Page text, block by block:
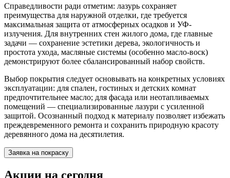
Справедливости ради отметим: лазурь сохраняет
преимущества для наружной отделки, где требуется
максимальная защита от атмосферных осадков и УФ-
излучения. Для внутренних стен жилого дома, где главные
задачи — сохранение эстетики дерева, экологичность и
простота ухода, масляные системы (особенно масло-воск)
демонстрируют более сбалансированный набор свойств.
Выбор покрытия следует основывать на конкретных условиях
эксплуатации: для спален, гостиных и детских комнат
предпочтительнее масло; для фасада или неотапливаемых
помещений — специализированные лазури с усиленной
защитой. Осознанный подход к материалу позволяет избежать
преждевременного ремонта и сохранить природную красоту
деревянного дома на десятилетия.
Заявка на покраску
Акции на сегодня